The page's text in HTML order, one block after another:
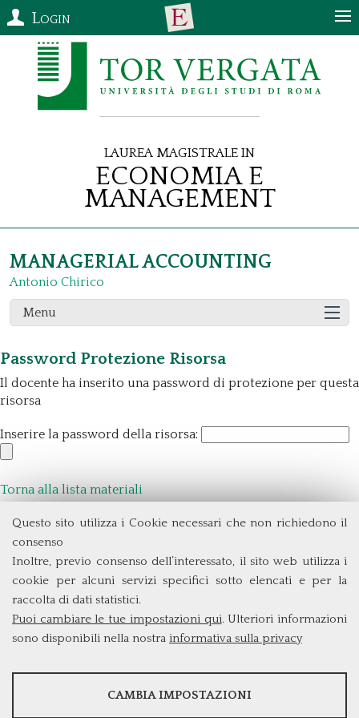
Questo sito utilizza i Cookie necessari che non richiedono il
consenso
Inoltre, previo consenso dell’interessato, il sito web utilizza i
cookie per alcuni servizi specifici sotto elencati e per la
raccolta di dati statistici.
Puoi cambiare le tue impostazioni qui. Ulteriori informazioni
sono disponibili nella nostra informativa sulla privacy
STATISTICHE
CAMBIA IMPOSTAZIONI
Login
Laurea Magistrale in
Economia e
Management
MANAGERIAL ACCOUNTING
Antonio Chirico
Menu
Password Protezione Risorsa
Il docente ha inserito una password di protezione per questa
risorsa
Inserire la password della risorsa:
Torna alla lista materiali
Università degli Studi di Roma Tor Vergata
Via Columbia, 2
00133 Roma (Italia)
Tel. +39 06 7259 3299/5837
biennio@clem.uniroma2.it